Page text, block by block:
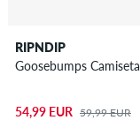
RIPNDIP
Goosebumps Camiseta
54,99 EUR 59,99 EUR